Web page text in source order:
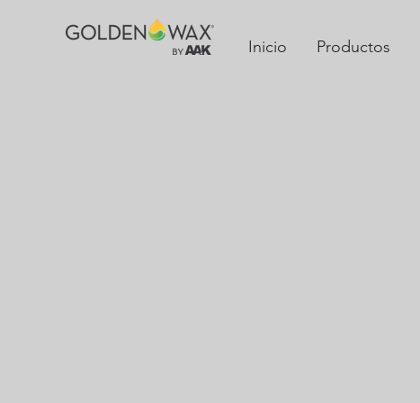
Inicio Productos